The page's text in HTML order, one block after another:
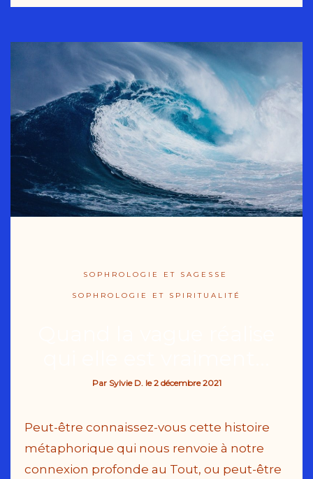
SOPHROLOGIE ET SAGESSE
SOPHROLOGIE ET SPIRITUALITÉ
Par Sylvie D. le2 décembre 2021
Peut-être connaissez-vous cette histoire
métaphorique qui nous renvoie à notre
connexion profonde au Tout, ou peut-être